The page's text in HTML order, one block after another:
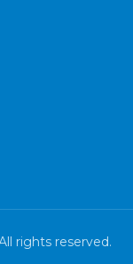
rights reserved.